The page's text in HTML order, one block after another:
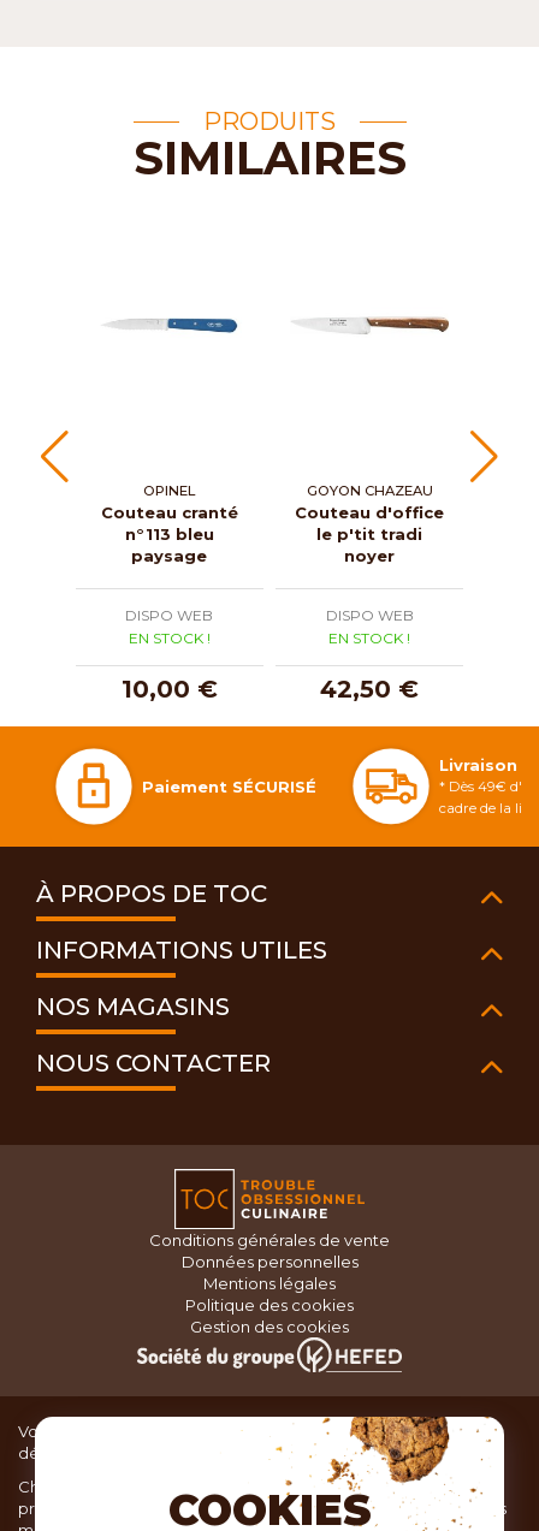
PRODUITS
SIMILAIRES
OPINEL
Couteau cranté
n°113 bleu
paysage
DISPO WEB
EN STOCK !
10,00 €
GOYON CHAZEAU
Couteau d'office
le p'tit tradi
noyer
DISPO WEB
EN STOCK !
42,50 €
Paiement SÉCURISÉ
Livraison
* Dès 49€
cadre de la
À PROPOS DE TOC
INFORMATIONS UTILES
NOS MAGASINS
NOUS CONTACTER
Conditions générales de vente
Données personnelles
Mentions légales
Politique des cookies
Gestion des cookies
Vous recherchez du matériel de cuisine pour concocter de
délicieux plats ou des pâtisseries dignes d’un grand chef ?
Chez TOC, boutique d’ustensiles de cuisine, nous vous
proposons une large sélection de produits issus des meilleures
COOKIES